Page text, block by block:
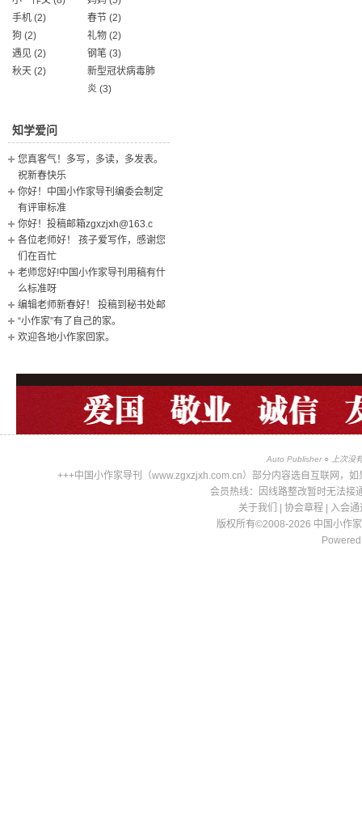
手机 (2) 春节 (2)
狗 (2) 礼物 (2)
遇见 (2) 钢笔 (3)
秋天 (2)
新型冠状病毒肺
炎 (3)
知学爱问
您真客气！多写，多读，多发表。
祝新春快乐
你好！中国小作家导刊编委会制定
有评审标准
你好！投稿邮箱zgxzjxh@163.c
各位老师好！ 孩子爱写作，感谢您
们在百忙
老师您好!中国小作家导刊用稿有什
么标准呀
编辑老师新春好！ 投稿到秘书处邮
“小作家”有了自己的家。
欢迎各地小作家回家。
Auto Publisher ○ 上次没
+++中国小作家导刊（www.zgxzjxh.com.cn）部分内容选自互联网，
会员热线：因线路整改暂时无法接
关于我们
协会章程
入会通
版权所有©2008-2026 中国小作